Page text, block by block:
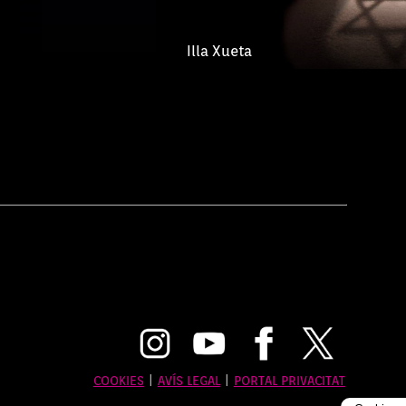
Illa Xueta
COOKIES| AVÍS LEGAL| PORTAL PRIVACITAT